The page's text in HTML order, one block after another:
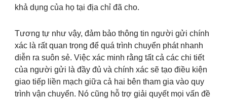
khả dụng của họ tại địa chỉ đã cho.
Tương tự như vậy, đảm bảo thông tin người gửi chính
xác là rất quan trọng để quá trình chuyển phát nhanh
diễn ra suôn sẻ. Việc xác minh rằng tất cả các chi tiết
của người gửi là đầy đủ và chính xác sẽ tạo điều kiện
giao tiếp liền mạch giữa cả hai bên tham gia vào quy
trình vận chuyển. Nó cũng hỗ trợ giải quyết mọi vấn đề